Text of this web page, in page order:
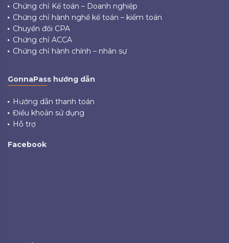
Chứng chỉ Kế toán – Doanh nghiệp
Chứng chỉ hành nghề kế toán – kiểm toán
Chuyển đổi CPA
Chứng chỉ ACCA
Chứng chỉ hành chính – nhân sự
GonnaPass hướng dẫn
Hướng dẫn thanh toán
Điều khoản sử dụng
Hỗ trợ
Facebook